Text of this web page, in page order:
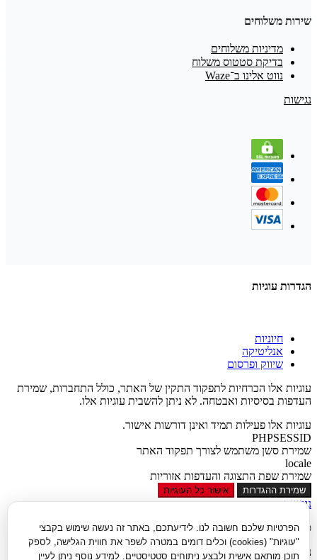
שירות משלוחים
מדיניות משלוחים
בדיקת סטטוס משלוח
נווט אלינו ב־Waze
נגישות
הפרטיות שלכם חשובה לנו. לידיעתכם, באתר זה נעשה שימוש בקבצי
"עוגיות" (cookies) וכלים דומים במטרה לשפר את חווית הגלישה, לספק
תוכן מותאם אישית ולבצע ניתוחים סטטיסטיים. למידע נוסף ניתן לעיין
הגדרות עוגיות
חיוניות
אנליטיקה
שיווק ופרסום
עוגיות אלו הכרחיות לתפקוד התקין של האתר, כולל התחברות, שמירת
העדפות בסיסיות ואבטחה. לא ניתן להשבית עוגיות אלו.
עוגיות אלו פעילות תמיד ואינן דורשות אישור.
PHPSESSID
שמירת סשן משתמש לצורך תפקוד האתר
locale
שמירת שפת התצוגה והעדפות אזוריות
שמירת ההגדרות אישור כל העוגיות
נגישות
סגור
נגישות